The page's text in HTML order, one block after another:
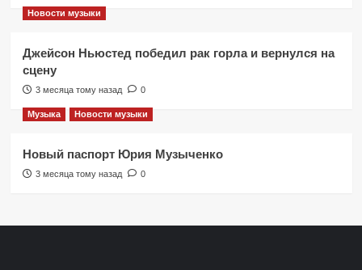
Новости музыки
Джейсон Ньюстед победил рак горла и вернулся на
сцену
3 месяца тому назад 0
Музыка Новости музыки
Новый паспорт Юрия Музыченко
3 месяца тому назад 0